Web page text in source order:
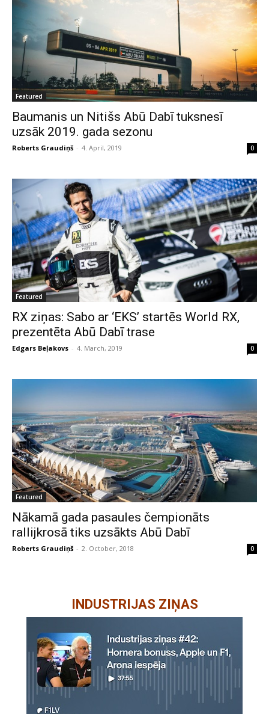
Featured
Baumanis un Nitišs Abū Dabī tuksnesī
uzsāk 2019. gada sezonu
Roberts Graudiņš - 4. April, 2019 0
Featured
RX ziņas: Sabo ar ‘EKS’ startēs World RX,
prezentēta Abū Dabī trase
Edgars Beļakovs - 4. March, 2019 0
Featured
Nākamā gada pasaules čempionāts
rallijkrosā tiks uzsākts Abū Dabī
Roberts Graudiņš - 2. October, 2018 0
INDUSTRIJAS ZIŅAS